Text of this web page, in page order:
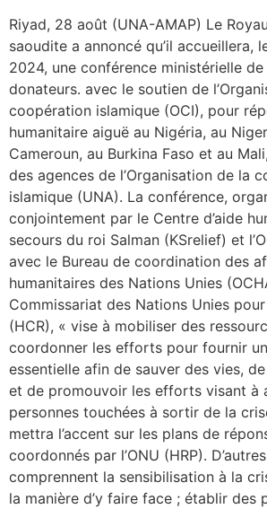
Riyad, 28 août (UNA-AMAP) Le
saoudite a annoncé qu’il accueillera,
2024, une conférence ministérielle
donateurs. avec le soutien de
coopération islamique (OCI), pour
humanitaire aiguë au Nigéria, au
Cameroun, au Burkina Faso et au
des agences de l’Organisation de la
islamique (UNA). La conférence,
conjointement par le Centre d’aide
secours du roi Salman (KSrelief) et
avec le Bureau de coordination des
humanitaires des Nations Unies
Commissariat des Nations Unies
(HCR), « vise à mobiliser des
coordonner les efforts pour fournir
essentielle afin de sauver des vies,
et de promouvoir les efforts visant à
personnes touchées à sortir de la
mettra l’accent sur les plans de
coordonnés par l’ONU (HRP).
comprennent la sensibilisation à la
la manière d’y faire face ; établir des